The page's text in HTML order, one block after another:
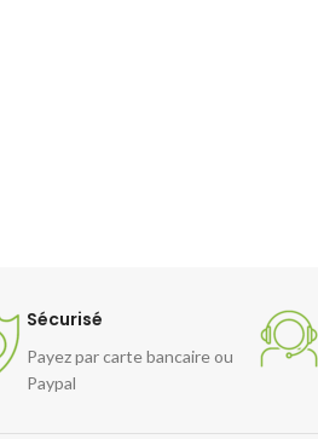
Sécurisé
Payez par carte bancaire ou
Paypal